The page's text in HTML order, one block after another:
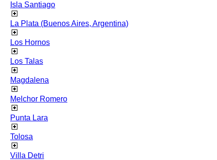
Isla Santiago
La Plata (Buenos Aires, Argentina)
Los Hornos
Los Talas
Magdalena
Melchor Romero
Punta Lara
Tolosa
Villa Detri